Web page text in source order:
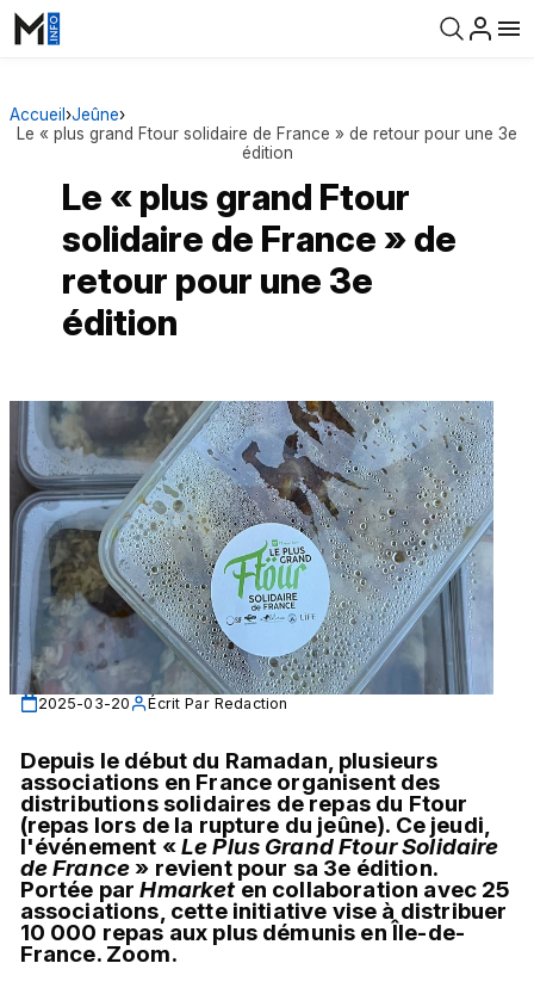
Accueil ›Jeûne›
Le « plus grand Ftour solidaire de France » de retour pour une 3e
édition
Le « plus grand Ftour
solidaire de France » de
retour pour une 3e
édition
2025-03-20 Écrit Par Redaction
Depuis le début du Ramadan, plusieurs
associations en France organisent des
distributions solidaires de repas du Ftour
(repas lors de la rupture du jeûne). Ce jeudi,
l'événement « Le Plus Grand Ftour Solidaire
de France » revient pour sa 3e édition.
Portée par Hmarket en collaboration avec 25
associations, cette initiative vise à distribuer
10 000 repas aux plus démunis en Île-de-
France. Zoom.